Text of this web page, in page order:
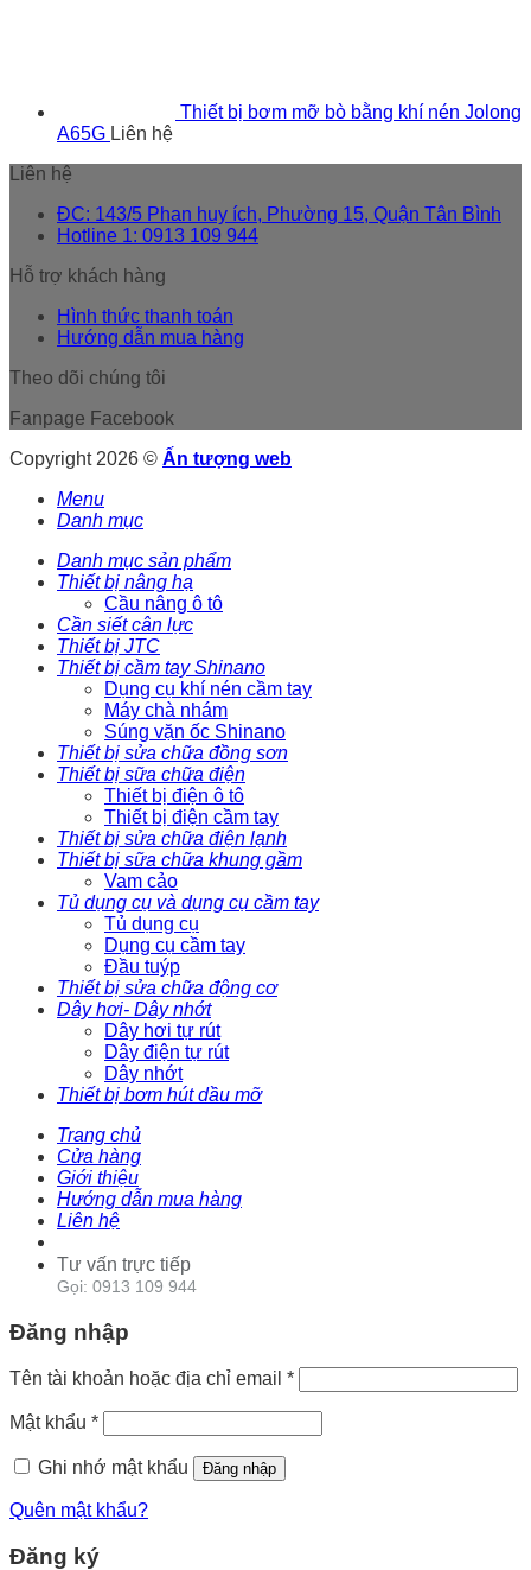
Thiết bị bơm mỡ bò bằng khí nén Jolong
A65G Liên hệ
Liên hệ
ĐC: 143/5 Phan huy ích, Phường 15, Quận Tân Bình
Hotline 1: 0913 109 944
Hỗ trợ khách hàng
Hình thức thanh toán
Hướng dẫn mua hàng
Theo dõi chúng tôi
Fanpage Facebook
Copyright 2026 © Ấn tượng web
Menu
Danh mục
Danh mục sản phẩm
Thiết bị nâng hạ
Cầu nâng ô tô
Cần siết cân lực
Thiết bị JTC
Thiết bị cầm tay Shinano
Dụng cụ khí nén cầm tay
Máy chà nhám
Súng vặn ốc Shinano
Thiết bị sửa chữa đồng sơn
Thiết bị sữa chữa điện
Thiết bị điện ô tô
Thiết bị điện cầm tay
Thiết bị sửa chữa điện lạnh
Thiết bị sữa chữa khung gầm
Vam cảo
Tủ dụng cụ và dụng cụ cầm tay
Tủ dụng cụ
Dụng cụ cầm tay
Đầu tuýp
Thiết bị sửa chữa động cơ
Dây hơi- Dây nhớt
Dây hơi tự rút
Dây điện tự rút
Dây nhớt
Thiết bị bơm hút dầu mỡ
Trang chủ
Cửa hàng
Giới thiệu
Hướng dẫn mua hàng
Liên hệ
Tư vấn trực tiếp
Gọi: 0913 109 944
Đăng nhập
Tên tài khoản hoặc địa chỉ email *
Mật khẩu *
Ghi nhớ mật khẩu Đăng nhập
Quên mật khẩu?
Đăng ký